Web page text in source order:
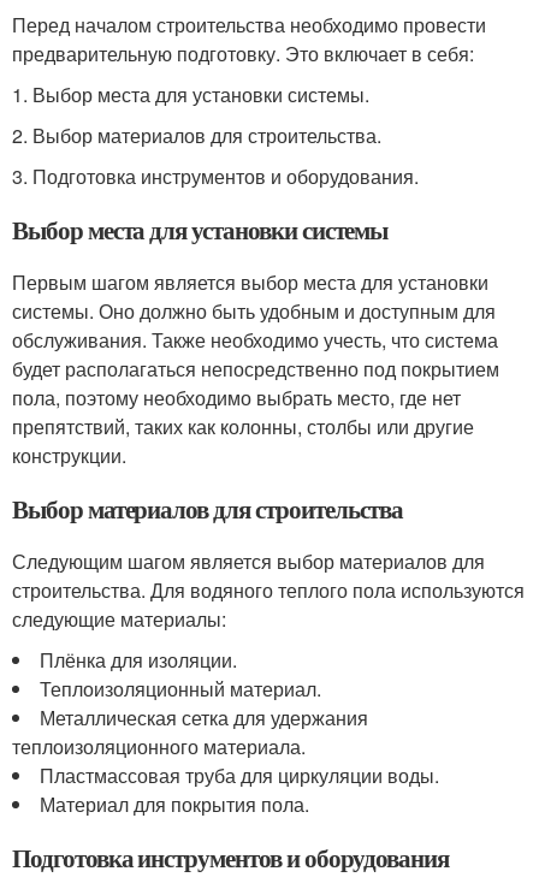
Перед началом строительства необходимо провести
предварительную подготовку. Это включает в себя:
1. Выбор места для установки системы.
2. Выбор материалов для строительства.
3. Подготовка инструментов и оборудования.
Выбор места для установки системы
Первым шагом является выбор места для установки
системы. Оно должно быть удобным и доступным для
обслуживания. Также необходимо учесть, что система
будет располагаться непосредственно под покрытием
пола, поэтому необходимо выбрать место, где нет
препятствий, таких как колонны, столбы или другие
конструкции.
Выбор материалов для строительства
Следующим шагом является выбор материалов для
строительства. Для водяного теплого пола используются
следующие материалы:
Плёнка для изоляции.
Теплоизоляционный материал.
Металлическая сетка для удержания
теплоизоляционного материала.
Пластмассовая труба для циркуляции воды.
Материал для покрытия пола.
Подготовка инструментов и оборудования